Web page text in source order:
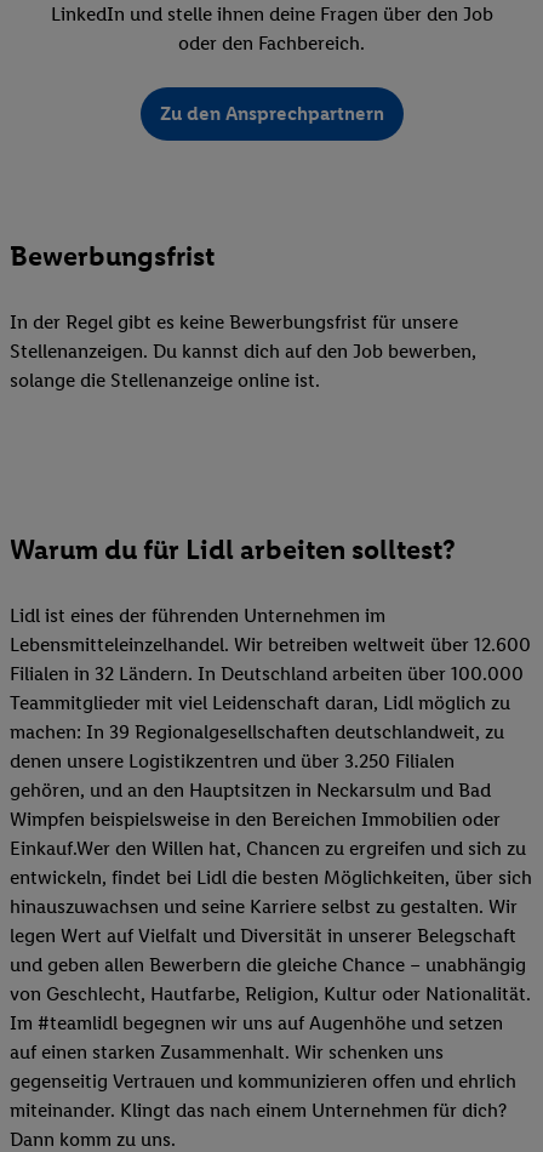
LinkedIn und stelle ihnen deine Fragen über den Job
oder den Fachbereich.
Zu den Ansprechpartnern
Bewerbungsfrist
In der Regel gibt es keine Bewerbungsfrist für unsere
Stellenanzeigen. Du kannst dich auf den Job bewerben,
solange die Stellenanzeige online ist.
Warum du für Lidl arbeiten solltest?
Lidl ist eines der führenden Unternehmen im
Lebensmitteleinzelhandel. Wir betreiben weltweit über 12.600
Filialen in 32 Ländern. In Deutschland arbeiten über 100.000
Teammitglieder mit viel Leidenschaft daran, Lidl möglich zu
machen: In 39 Regionalgesellschaften deutschlandweit, zu
denen unsere Logistikzentren und über 3.250 Filialen
gehören, und an den Hauptsitzen in Neckarsulm und Bad
Wimpfen beispielsweise in den Bereichen Immobilien oder
Einkauf.Wer den Willen hat, Chancen zu ergreifen und sich zu
entwickeln, findet bei Lidl die besten Möglichkeiten, über sich
hinauszuwachsen und seine Karriere selbst zu gestalten. Wir
legen Wert auf Vielfalt und Diversität in unserer Belegschaft
und geben allen Bewerbern die gleiche Chance – unabhängig
von Geschlecht, Hautfarbe, Religion, Kultur oder Nationalität.
Im #teamlidl begegnen wir uns auf Augenhöhe und setzen
auf einen starken Zusammenhalt. Wir schenken uns
gegenseitig Vertrauen und kommunizieren offen und ehrlich
miteinander. Klingt das nach einem Unternehmen für dich?
Dann komm zu uns.​